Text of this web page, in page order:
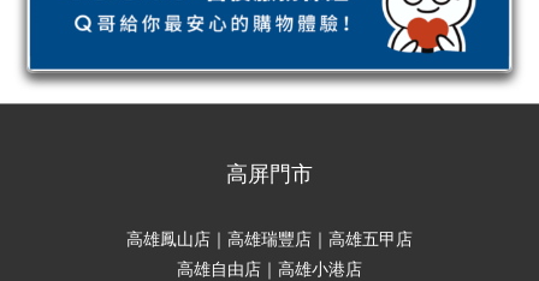
高屏門市
高雄鳳山店｜高雄瑞豐店｜高雄五甲店
高雄自由店｜高雄小港店